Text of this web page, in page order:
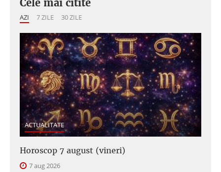
Cele mai citite
AZI 7 ZILE 30 ZILE
ACTUALITATE
Horoscop 7 august (vineri)
7 aug 2026